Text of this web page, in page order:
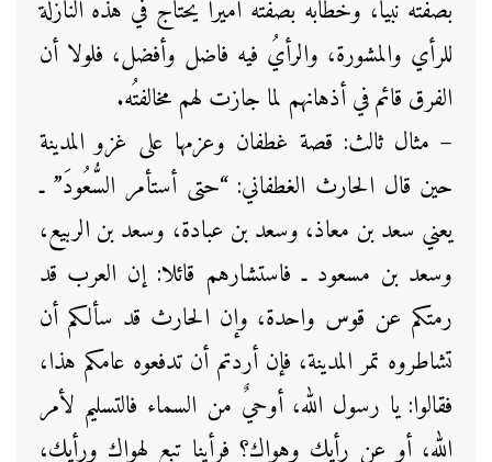
بصفته نبيا، وخطابه بصفته أميرا يحتاج في هذه النازلة
للرأي والمشورة، والرأيُ فيه فاضل وأفضل، فلولا أن
الفرق قائم في أذهانهم لما جازت لهم مخالفتُه.
– مثال ثالث: قصة غطفان وعزمها على غزو المدينة
حين قال الحارث الغطفاني: “حتى أستأمر السُّعُودَ” ـ
يعني سعد بن معاذ، وسعد بن عبادة، وسعد بن الربيع،
وسعد بن مسعود ـ فاستشارهم قائلا: إن العرب قد
رمتكم عن قوس واحدة، وإن الحارث قد سألكم أن
تشاطروه تمر المدينة، فإن أردتم أن تدفعوه عامكم هذا،
فقالوا: يا رسول الله، أوحيٌ من السماء فالتسليم لأمر
الله، أو عن رأيك وهواك؟ فرأينا تبع لهواك ورأيك،